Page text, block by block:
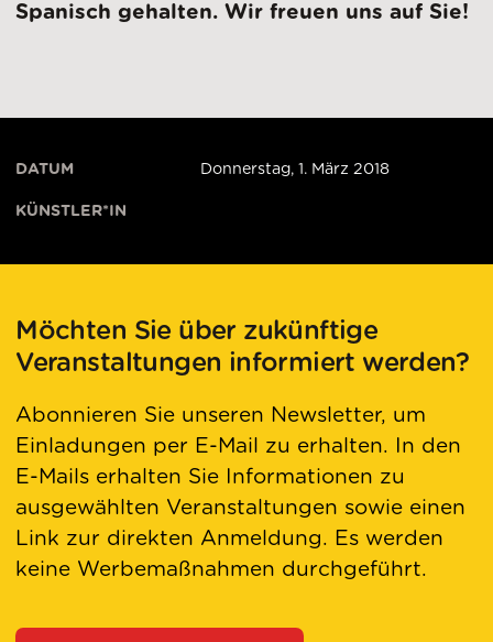
Spanisch gehalten. Wir freuen uns auf Sie!
DATUM Donnerstag, 1. März 2018
KÜNSTLER*IN
Möchten Sie über zukünftige
Veranstaltungen informiert werden?
Abonnieren Sie unseren Newsletter, um
Einladungen per E-Mail zu erhalten. In den
E-Mails erhalten Sie Informationen zu
ausgewählten Veranstaltungen sowie einen
Link zur direkten Anmeldung. Es werden
keine Werbemaßnahmen durchgeführt.